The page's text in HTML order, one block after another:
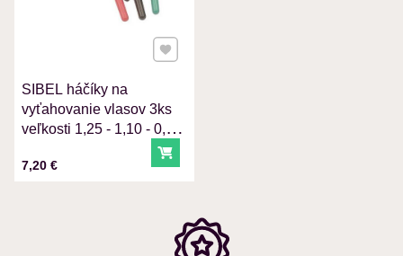
Odoslať
SIBEL háčíky na
vyťahovanie vlasov 3ks
veľkosti 1,25 - 1,10 - 0,75
Cena s DPH
7,20 € Do košíka
Pridať k Obľúbeným